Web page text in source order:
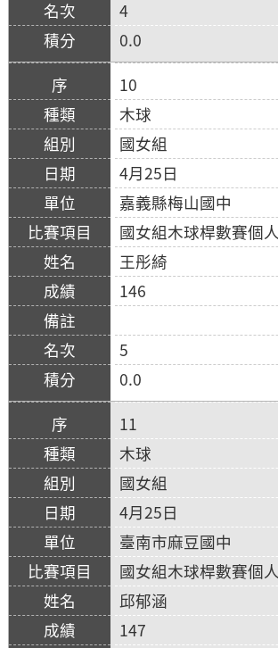
4
0.0
10
木球
國女組
4月25日
嘉義縣梅山國中
國女組木球桿數賽個人
王彤綺
146
5
0.0
11
木球
國女組
4月25日
臺南市麻豆國中
國女組木球桿數賽個人
邱郁涵
147